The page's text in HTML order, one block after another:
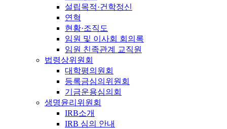
설립목적·건학정신
연혁
현황·조직도
임원 및 이사회 회의록
임원 친족관계 교직원
법령상위원회
대학평의원회
등록금심의위원회
기금운용심의회
생명윤리위원회
IRB소개
IRB 심의 안내